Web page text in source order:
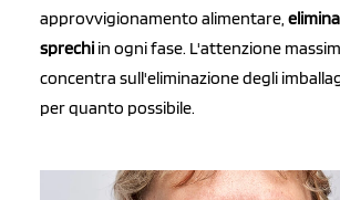
approvvigionamento alimentare,
sprechi in ogni fase. L'attenzione
concentra sull'eliminazione degli
per quanto possibile.